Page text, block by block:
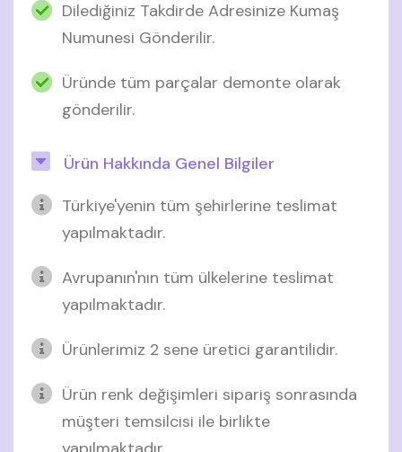
Dilediğiniz Takdirde Adresinize Kumaş
Numunesi Gönderilir.
Üründe tüm parçalar demonte olarak
gönderilir.
Ürün Hakkında Genel Bilgiler
Türkiye'yenin tüm şehirlerine teslimat
yapılmaktadır.
Avrupanın'nın tüm ülkelerine teslimat
yapılmaktadır.
Ürünlerimiz 2 sene üretici garantilidir.
Ürün renk değişimleri sipariş sonrasında
müşteri temsilcisi ile birlikte